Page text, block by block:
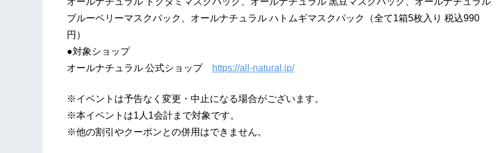
ブルーベリーマスクパック、オールナチュラル ハトムギマスクパック（全て1箱5枚入り 税込990
円）
●対象ショップ
オールナチュラル 公式ショップ
https://all-natural.jp/
※イベントは予告なく変更・中止になる場合がございます。
※本イベントは1人1会計まで対象です。
※他の割引やクーポンとの併用はできません。